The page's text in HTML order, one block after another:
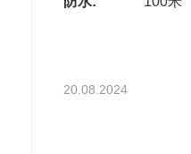
20.08.2024